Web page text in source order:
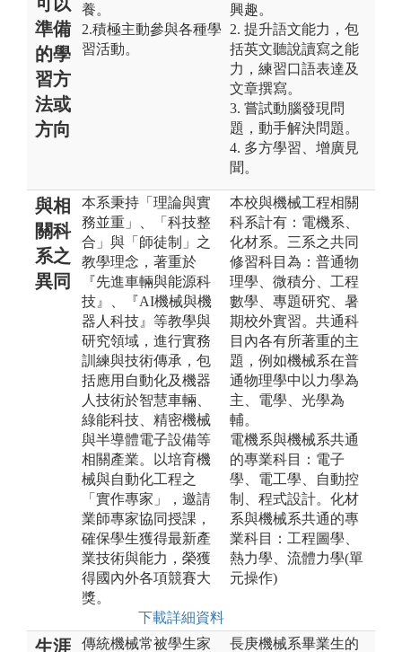
準備
的學
習方
法或
方向
養。
2.積極主動參與各種學
習活動。
興趣。
2. 提升語文能力，包
括英文聽說讀寫之能
力，練習口語表達及
文章撰寫。
3. 嘗試動腦發現問
題，動手解決問題。
4. 多方學習、增廣見
聞。
與相
關科
系之
異同
本系秉持「理論與實
務並重」、「科技整
合」與「師徒制」之
教學理念，著重於
『先進車輛與能源科
技』、『AI機械與機
器人科技』等教學與
研究領域，進行實務
訓練與技術傳承，包
括應用自動化及機器
人技術於智慧車輛、
綠能科技、精密機械
與半導體電子設備等
相關產業。以培育機
械與自動化工程之
「實作專家」，邀請
業師專家協同授課，
確保學生獲得最新產
業技術與能力，榮獲
得國內外各項競賽大
獎。
下載詳細資料
本校與機械工程相關
科系計有：電機系、
化材系。三系之共同
修習科目為：普通物
理學、微積分、工程
數學、專題研究、暑
期校外實習。共通科
目內各有所著重的主
題，例如機械系在普
通物理學中以力學為
主、電學、光學為
輔。
電機系與機械系共通
的專業科目：電子
學、電工學、自動控
制、程式設計。化材
系與機械系共通的專
業科目：工程圖學、
熱力學、流體力學(單
元操作)
生涯
傳統機械常被學生家
長庚機械系畢業生的